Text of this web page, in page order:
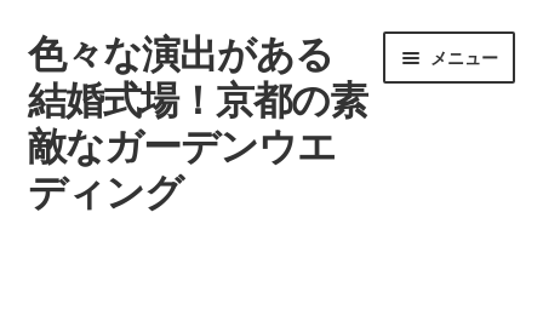
ナ
ビ
ゲ
ー
シ
ョ
コ
ン
テ
ン
ツ
へ
色々な演出がある
結婚式場！京都の素
敵なガーデンウエ
ディング
メニュー